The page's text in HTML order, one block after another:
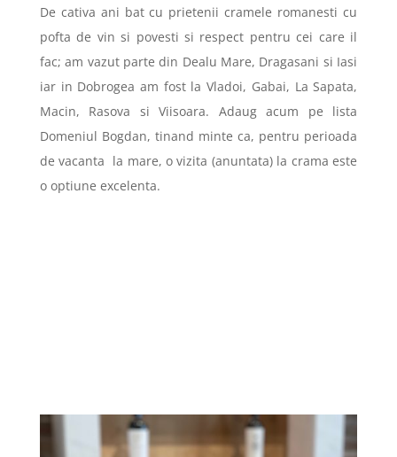
De cativa ani bat cu prietenii cramele romanesti cu
pofta de vin si povesti si respect pentru cei care il
fac; am vazut parte din Dealu Mare, Dragasani si Iasi
iar in Dobrogea am fost la Vladoi, Gabai, La Sapata,
Macin, Rasova si Viisoara. Adaug acum pe lista
Domeniul Bogdan, tinand minte ca, pentru perioada
de vacanta la mare, o vizita (anuntata) la crama este
o optiune excelenta.